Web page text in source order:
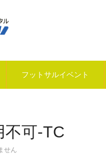
フットサルイベント
不可-TC
せん